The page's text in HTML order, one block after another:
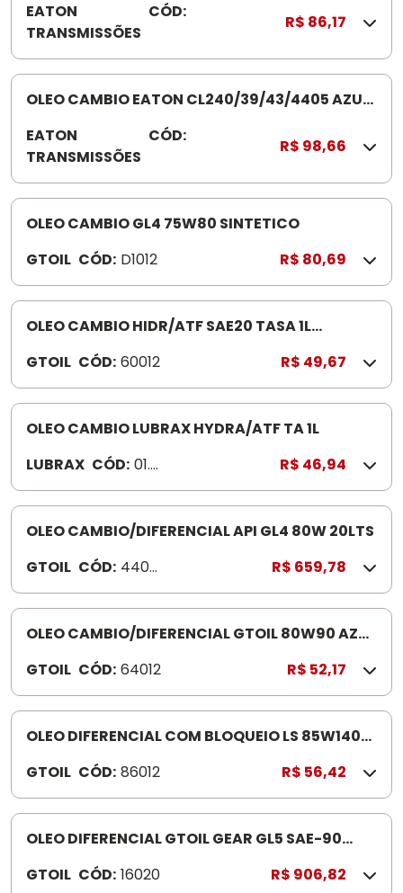
EATON
TRANSMISSÕES
CÓD:
0
1
0
R$ 86,17
OLEO CAMBIO EATON CL240/39/43/4405 AZUL
EATON
TRANSMISSÕES
CÓD:
0
0
8
R$ 98,66
OLEO CAMBIO GL4 75W80 SINTETICO
GTOIL CÓD: D1012 R$ 80,69
OLEO CAMBIO HIDR/ATF SAE20 TASA 1L
GTOIL CÓD: 60012 R$ 49,67
OLEO CAMBIO LUBRAX HYDRA/ATF TA 1L
LUBRAX CÓD: 01.0
26.9
06
R$ 46,94
OLEO CAMBIO/DIFERENCIAL API GL4 80W 20LTS
GTOIL CÓD: 4402
0
R$ 659,78
OLEO CAMBIO/DIFERENCIAL GTOIL 80W90 AZUL
GTOIL CÓD: 64012 R$ 52,17
OLEO DIFERENCIAL COM BLOQUEIO LS 85W140
GTOIL CÓD: 86012 R$ 56,42
OLEO DIFERENCIAL GTOIL GEAR GL5 SAE-90
GTOIL CÓD: 16020 R$ 906,82